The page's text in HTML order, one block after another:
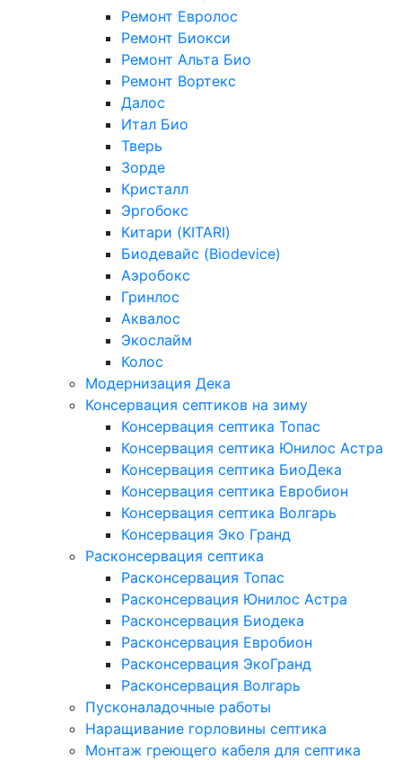
Ремонт Евролос
Ремонт Биокси
Ремонт Альта Био
Ремонт Вортекс
Далос
Итал Био
Тверь
Зорде
Кристалл
Эргобокс
Китари (KITARI)
Биодевайс (Biodevice)
Аэробокс
Гринлос
Аквалос
Экослайм
Колос
Модернизация Дека
Консервация септиков на зиму
Консервация септика Топас
Консервация септика Юнилос Астра
Консервация септика БиоДека
Консервация септика Евробион
Консервация септика Волгарь
Консервация Эко Гранд
Расконсервация септика
Расконсервация Топас
Расконсервация Юнилос Астра
Расконсервация Биодека
Расконсервация Евробион
Расконсервация ЭкоГранд
Расконсервация Волгарь
Пусконаладочные работы
Наращивание горловины септика
Монтаж греющего кабеля для септика